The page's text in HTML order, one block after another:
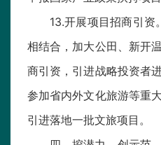
13.开展项目招商引资
相结合，加大公田、新开
商引资，引进战略投资者
参加省内外文化旅游等重
引进落地一批文旅项目。